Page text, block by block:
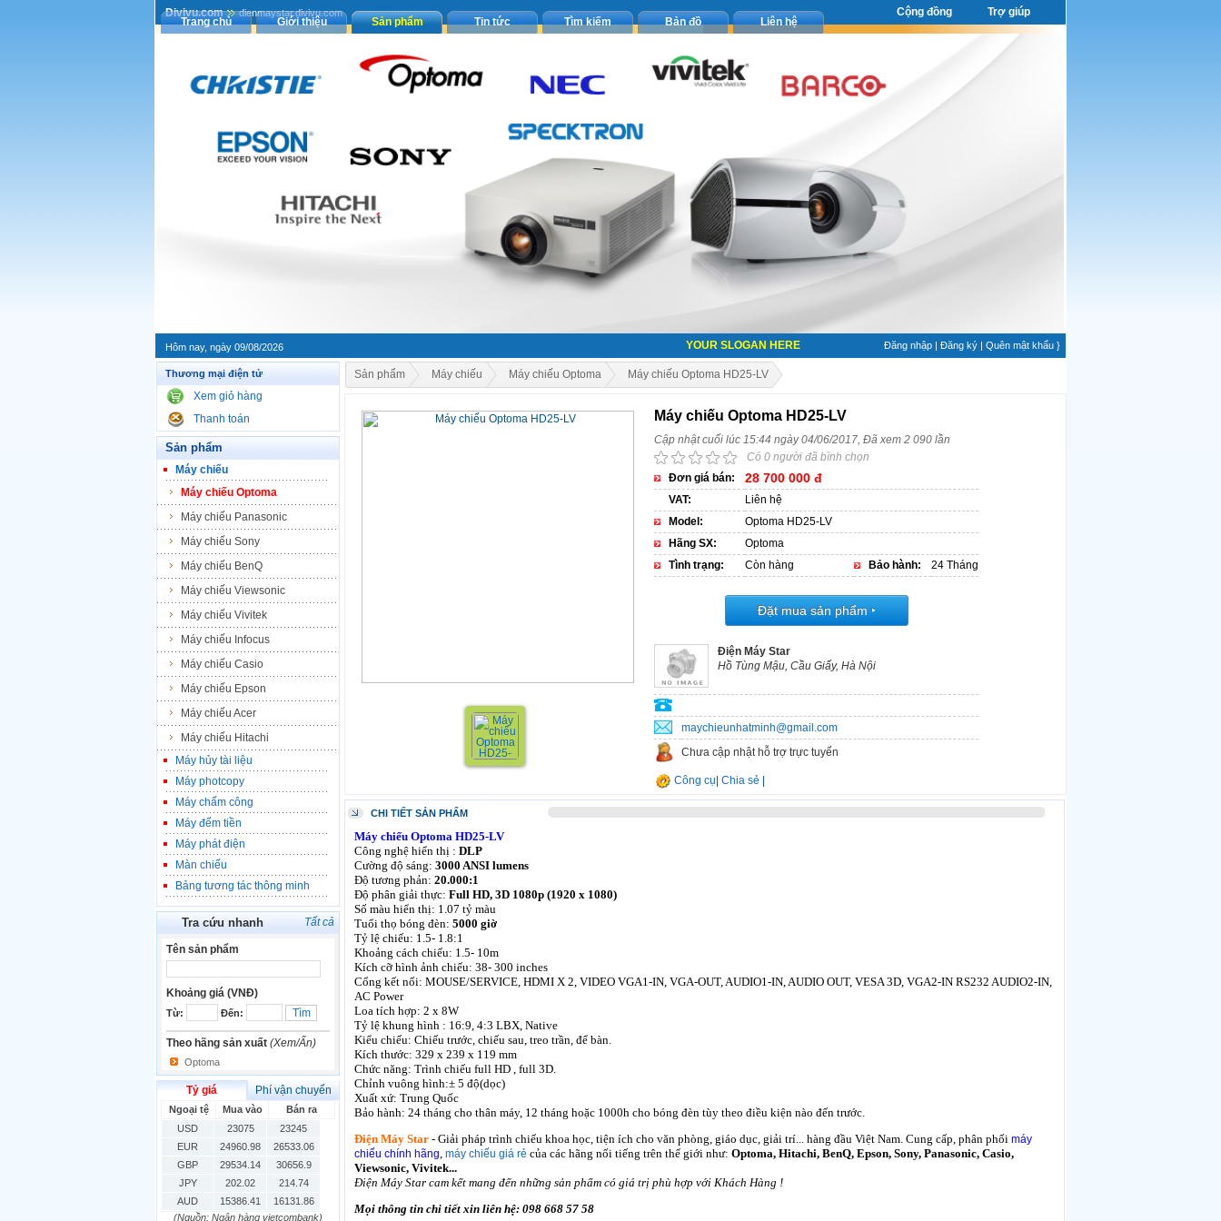
Divivu.com dienmaystar.divivu.com Cộng đồng Trợ giúp
Trang chủ Giới thiệu Sản phẩm Tin tức Tìm kiếm Bản đồ Liên hệ
Hôm nay, ngày 09/08/2026 YOUR SLOGAN HERE Đăng nhập | Đăng ký | Quên mật khẩu }
Thương mại điện tử
Xem giỏ hàng
Thanh toán
Sản phẩm
Máy chiếu
Máy chiếu Optoma
Máy chiếu Panasonic
Máy chiếu Sony
Máy chiếu BenQ
Máy chiếu Viewsonic
Máy chiếu Vivitek
Máy chiếu Infocus
Máy chiếu Casio
Máy chiếu Epson
Máy chiếu Acer
Máy chiếu Hitachi
Máy hủy tài liệu
Máy photcopy
Máy chấm công
Máy đếm tiền
Máy phát điện
Màn chiếu
Bảng tương tác thông minh
Tra cứu nhanh Tất cả
Tên sản phẩm
Khoảng giá (VNĐ)
Từ: Đến:
Theo hãng sản xuất (Xem/Ẩn)
Optoma
Tỷ giá Phí vận chuyển
Ngoại tệ Mua vào
Bán ra
USD
23075
23245
EUR
24960.98
26533.06
GBP
29534.14
30656.9
JPY
202.02
214.74
AUD
15386.41
16131.86
(Nguồn: Ngân hàng vietcombank)
Sản phẩm Máy chiếu Máy chiếu Optoma Máy chiếu Optoma HD25-LV
Máy chiếu Optoma HD25-LV
Cập nhật cuối lúc 15:44 ngày 04/06/2017, Đã xem 2 090 lần
Có 0 người đã bình chọn
Đơn giá bán:
28 700 000 đ
VAT:
Liên hệ
Model:
Optoma HD25-LV
Hãng SX:
Optoma
Tình trạng:
Còn hàng Bảo hành: 24 Tháng
Đặt mua sản phẩm ‣
Điện Máy Star
Hồ Tùng Mậu, Cầu Giấy, Hà Nội
maychieunhatminh@gmail.com
Chưa cập nhật hỗ trợ trực tuyến
Chia sẻ
Công cụ
CHI TIẾT SẢN PHẨM
Máy chiếu Optoma HD25-LV
Công nghệ hiển thị : DLP
Cường độ sáng: 3000 ANSI lumens
Độ tương phản: 20.000:1
Độ phân giải thực: Full HD, 3D 1080p (1920 x 1080)
Số màu hiển thị: 1.07 tỷ màu
Tuổi thọ bóng đèn: 5000 giờ
Tỷ lệ chiếu: 1.5- 1.8:1
Khoảng cách chiếu: 1.5- 10m
Kích cỡ hình ảnh chiếu: 38- 300 inches
Cổng kết nối: MOUSE/SERVICE, HDMI X 2, VIDEO VGA1-IN, VGA-OUT, AUDIO1-IN, AUDIO OUT, VESA 3D, VGA2-IN RS232 AUDIO2-IN,
AC Power
Loa tích hợp: 2 x 8W
Tỷ lệ khung hình : 16:9, 4:3 LBX, Native
Kiểu chiếu: Chiếu trước, chiếu sau, treo trần, để bàn.
Kích thước: 329 x 239 x 119 mm
Chức năng: Trình chiếu full HD , full 3D.
Chỉnh vuông hình:± 5 độ(dọc)
Xuất xứ: Trung Quốc
Bảo hành: 24 tháng cho thân máy, 12 tháng hoặc 1000h cho bóng đèn tùy theo điều kiện nào đến trước.
Điện Máy Star - Giải pháp trình chiếu khoa học, tiện ích cho văn phòng, giáo dục, giải trí... hàng đầu Việt Nam. Cung cấp, phân phối máy
chiếu chính hãng, máy chiếu giá rẻ của các hãng nối tiếng trên thế giới như: Optoma, Hitachi, BenQ, Epson, Sony, Panasonic, Casio,
Viewsonic, Vivitek...
Điện Máy Star cam kết mang đến những sản phẩm có giá trị phù hợp với Khách Hàng !
Mọi thông tin chi tiết xin liên hệ: 098 668 57 58